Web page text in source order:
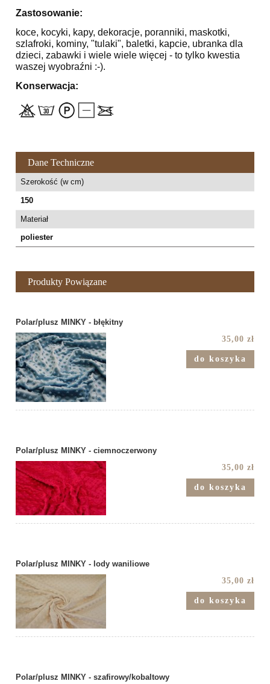
Zastosowanie:
koce, kocyki, kapy, dekoracje, poranniki, maskotki,
szlafroki, kominy, "tulaki", baletki, kapcie, ubranka dla
dzieci, zabawki i wiele wiele więcej - to tylko kwestia
waszej wyobraźni :-).
Konserwacja:
Dane Techniczne
Szerokość (w cm)
150
Materiał
poliester
Produkty Powiązane
Polar/plusz MINKY - błękitny
35,00 zł
do koszyka
Polar/plusz MINKY - ciemnoczerwony
35,00 zł
do koszyka
Polar/plusz MINKY - lody waniliowe
35,00 zł
do koszyka
Polar/plusz MINKY - szafirowy/kobaltowy